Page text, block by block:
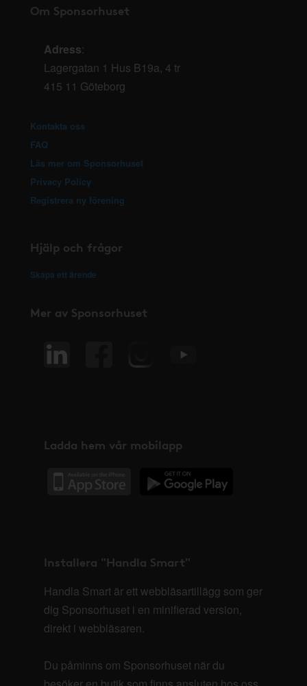
Om Sponsorhuset
Adress:
Lagergatan 1 Hus B19a, 4 tr
415 11 Göteborg
Kontakta oss
FAQ
Läs mer om Sponsorhuset
Privacy Policy
Registrera ny förening
Hjälp och frågor
Skapa ett ärende
Mer av Sponsorhuset
Ladda hem vår mobilapp
Installera "Handla Smart"
Handla Smart är ett webbläsartillägg som ger
dig Sponsorhuset i en minifierad version,
direkt i webbläsaren.
Du påminns om Sponsorhuset när du